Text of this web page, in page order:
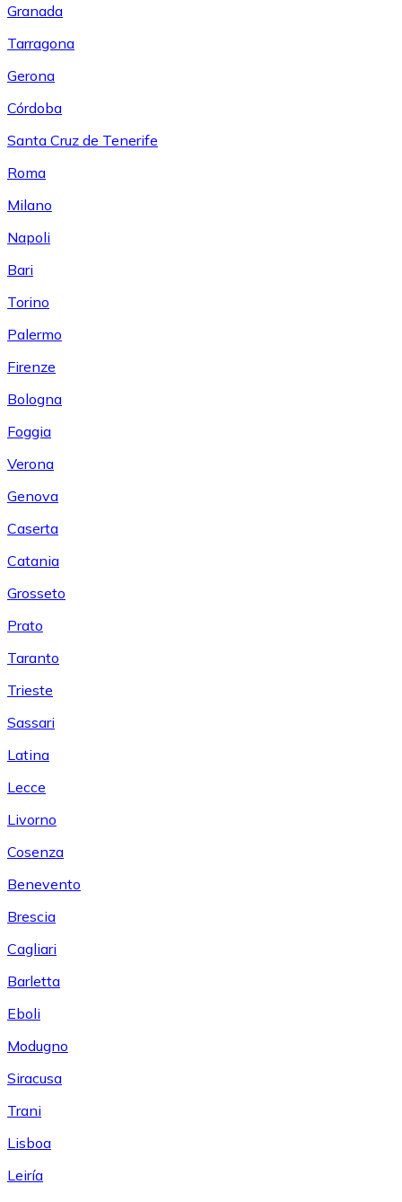
Granada
Tarragona
Gerona
Córdoba
Santa Cruz de Tenerife
Roma
Milano
Napoli
Bari
Torino
Palermo
Firenze
Bologna
Foggia
Verona
Genova
Caserta
Catania
Grosseto
Prato
Taranto
Trieste
Sassari
Latina
Lecce
Livorno
Cosenza
Benevento
Brescia
Cagliari
Barletta
Eboli
Modugno
Siracusa
Trani
Lisboa
Leiría